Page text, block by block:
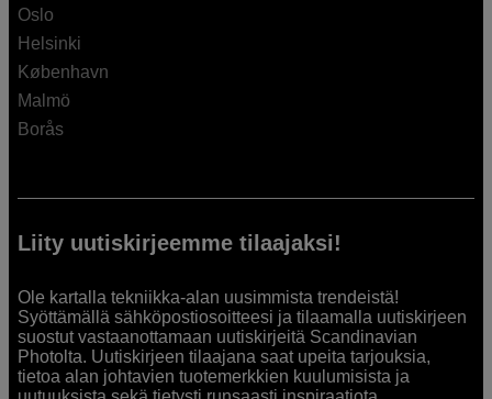
Oslo
Helsinki
København
Malmö
Borås
Liity uutiskirjeemme tilaajaksi!
Ole kartalla tekniikka-alan uusimmista trendeistä!
Syöttämällä sähköpostiosoitteesi ja tilaamalla uutiskirjeen
suostut vastaanottamaan uutiskirjeitä Scandinavian
Photolta. Uutiskirjeen tilaajana saat upeita tarjouksia,
tietoa alan johtavien tuotemerkkien kuulumisista ja